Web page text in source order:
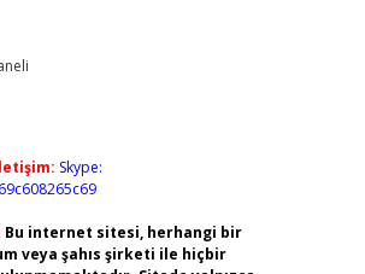
Skype:
Bu internet sitesi, herhangi bir
veya şahıs şirketi ile hiçbir